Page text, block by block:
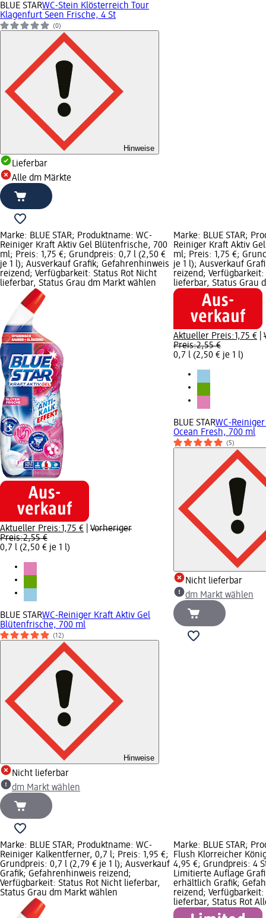
BLUE STARWC-Stein Klösterreich Tour
Klagenfurt Seen Frische, 4 St
(0)
Hinweise
Lieferbar
Alle dm Märkte
Marke: BLUE STAR; Produktname: WC-
Reiniger Kraft Aktiv Gel Blütenfrische, 700
ml; Preis: 1,75 €; Grundpreis: 0,7 l (2,50 €
je 1 l); Ausverkauf Grafik; Gefahrenhinweis
reizend; Verfügbarkeit: Status Rot Nicht
lieferbar, Status Grau dm Markt wählen
Aktueller Preis:1,75 €
Vorheriger
Preis:2,55 €
0,7 l (2,50 € je 1 l)
BLUE STARWC-Reiniger Kraft Aktiv Gel
Blütenfrische, 700 ml
(12)
Hinweise
Nicht lieferbar
dm Markt wählen
Marke: BLUE STAR;
Reiniger Kraft Aktiv
ml; Preis: 1,75 €;
je 1 l); Ausverkauf
reizend;
lieferbar, Status Grau
Aktueller Preis:1,75 €
Preis:2,55 €
0,7 l (2,50 € je 1 l)
BLUE STARWC-
Ocean Fresh, 700 ml
(5)
Nicht lieferbar
dm Markt wählen
Marke: BLUE STAR; Produktname: WC-
Reiniger Kalkentferner, 0,7 l; Preis: 1,95 €;
Grundpreis: 0,7 l (2,79 € je 1 l); Ausverkauf
Grafik; Gefahrenhinweis reizend;
Verfügbarkeit: Status Rot Nicht lieferbar,
Status Grau dm Markt wählen
Marke: BLUE STAR;
Flush Klorreicher
4,95 €; Grundpreis: 4
Limitierte Auflage
erhältlich Grafik;
reizend;
lieferbar, Status Rot